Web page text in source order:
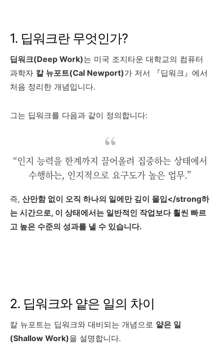
1. 딥워크란 무엇인가?
딥워크(Deep Work)는 미국 조지타운 대학교의 컴퓨터
과학자 칼 뉴포트(Cal Newport)가 저서 『딥워크』에서
처음 정리한 개념입니다.
그는 딥워크를 다음과 같이 정의합니다:
“인지 능력을 한계까지 끌어올려 집중하는 상태에서
수행하는, 인지적으로 요구도가 높은 업무.”
즉, 산만함 없이 오직 하나의 일에만 깊이 몰입</strong하
는 시간으로, 이 상태에서는 일반적인 작업보다 훨씬 빠르
고 높은 수준의 성과를 낼 수 있습니다.
2. 딥워크와 얕은 일의 차이
칼 뉴포트는 딥워크와 대비되는 개념으로 얕은 일
(Shallow Work)을 설명합니다.